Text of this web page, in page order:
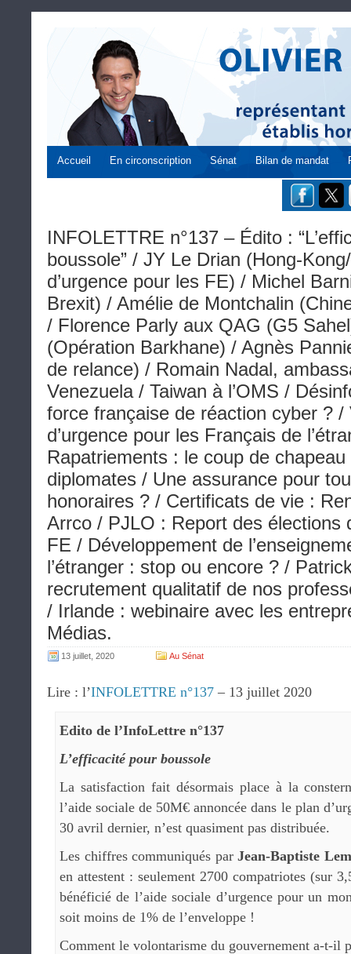
Accueil En circonscription Sénat Bilan de mandat
INFOLETTRE n°137 – Édito :
boussole” / JY Le Drian (Hong-
d’urgence pour les FE) / Michel
Brexit) / Amélie de Montchalin
/ Florence Parly aux QAG (G5
(Opération Barkhane) / Agnès
de relance) / Romain Nadal,
Venezuela / Taiwan à l’OMS /
force française de réaction cyber ? /
d’urgence pour les Français de
Rapatriements : le coup de
diplomates / Une assurance pour
honoraires ? / Certificats de vie :
Arrco / PJLO : Report des élections
FE / Développement de
l’étranger : stop ou encore ? /
recrutement qualitatif de nos
/ Irlande : webinaire avec les
Médias.
13 juillet, 2020 Au Sénat
Lire : l’INFOLETTRE n°137 – 13 juillet 2020
Edito de l’InfoLettre n°137
L’efficacité pour boussole
La satisfaction fait désormais place à la
l’aide sociale de 50M€ annoncée dans le plan
30 avril dernier, n’est quasiment pas distribuée.
Les chiffres communiqués parJean-Baptiste
en attestent : seulement 2700 compatriotes (sur
bénéficié de l’aide sociale d’urgence pour un
soit moins de 1% de l’enveloppe !
Comment le volontarisme du gouvernement a-t-il